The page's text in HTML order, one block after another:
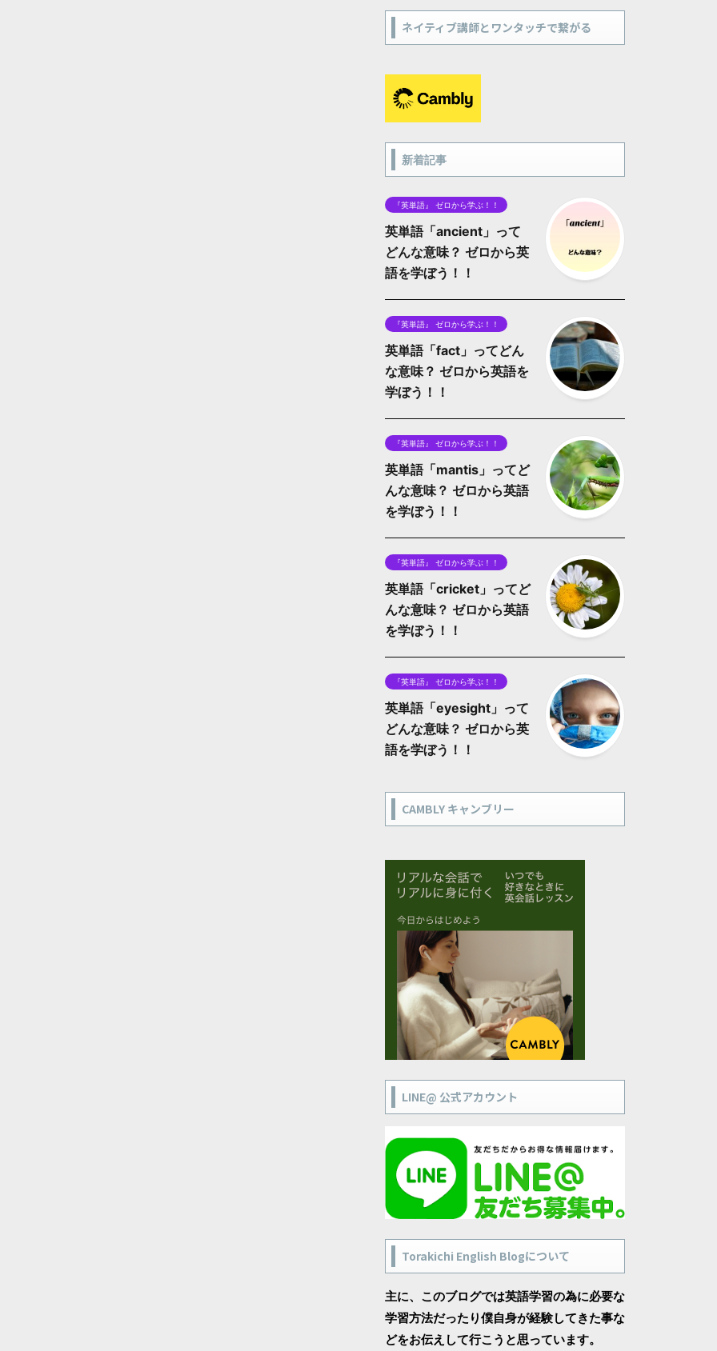
ネイティブ講師とワンタッチで繋がる
新着記事
『英単語』 ゼロから学ぶ！！
英単語「ancient」って
どんな意味？ ゼロから英
語を学ぼう！！
『英単語』 ゼロから学ぶ！！
英単語「fact」ってどん
な意味？ ゼロから英語を
学ぼう！！
『英単語』 ゼロから学ぶ！！
英単語「mantis」ってど
んな意味？ ゼロから英語
を学ぼう！！
『英単語』 ゼロから学ぶ！！
英単語「cricket」ってど
んな意味？ ゼロから英語
を学ぼう！！
『英単語』 ゼロから学ぶ！！
英単語「eyesight」って
どんな意味？ ゼロから英
語を学ぼう！！
CAMBLY キャンブリー
LINE@ 公式アカウント
Torakichi English Blogについて
主に、このブログでは英語学習の為に必要な
学習方法だったり僕自身が経験してきた事な
どをお伝えして行こうと思っています。